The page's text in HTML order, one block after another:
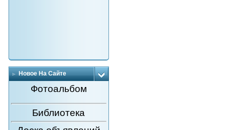
Новое На Сайте
Фотоальбом
Библиотека